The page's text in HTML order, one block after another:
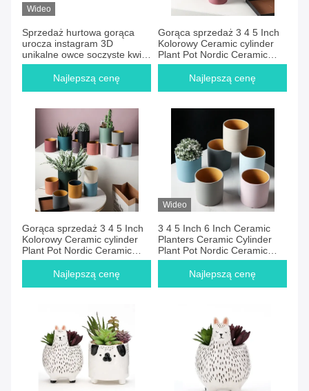
Wideo
Sprzedaż hurtowa gorąca
urocza instagram 3D
unikalne owce soczyste kwiat
garnek w ceramiki gliny
ceramikiNajlepszą cenę
Gorąca sprzedaż 3 4 5 Inch
Kolorowy Ceramic cylinder
Plant Pot Nordic Ceramic
Flower Pot Na zamówienie
Najlepszą cenę
Gorąca sprzedaż 3 4 5 Inch
Kolorowy Ceramic cylinder
Plant Pot Nordic Ceramic
Flower Pot Na zamówienie
Najlepszą cenę
Wideo
3 4 5 Inch 6 Inch Ceramic
Planters Ceramic Cylinder
Plant Pot Nordic Ceramic
Flower Pot
Najlepszą cenę